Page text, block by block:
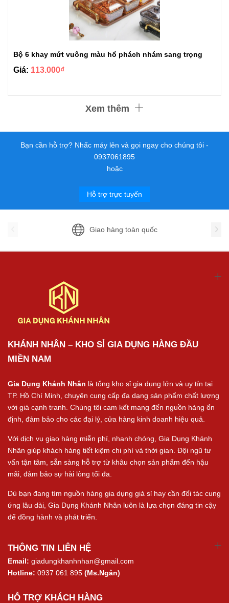
Bộ 6 khay mứt vuông màu hổ phách nhám sang trọng
Giá: 113.000₫
Xem thêm
Bạn cần hỗ trợ? Nhấc máy lên và gọi ngay cho chúng tôi -
0937061895
hoặc
Hỗ trợ trực tuyến
Giao hàng toàn quốc
KHÁNH NHÂN – KHO SỈ GIA DỤNG HÀNG ĐẦU
MIỀN NAM
Gia Dụng Khánh Nhân là tổng kho sỉ gia dụng lớn và uy tín tại
TP. Hồ Chí Minh, chuyên cung cấp đa dạng sản phẩm chất lượng
với giá cạnh tranh. Chúng tôi cam kết mang đến nguồn hàng ổn
định, đảm bảo cho các đại lý, cửa hàng kinh doanh hiệu quả.
Với dịch vụ giao hàng miễn phí, nhanh chóng, Gia Dụng Khánh
Nhân giúp khách hàng tiết kiệm chi phí và thời gian. Đội ngũ tư
vấn tận tâm, sẵn sàng hỗ trợ từ khâu chọn sản phẩm đến hậu
mãi, đảm bảo sự hài lòng tối đa.
Dù bạn đang tìm nguồn hàng gia dụng giá sỉ hay cần đối tác cung
ứng lâu dài, Gia Dụng Khánh Nhân luôn là lựa chọn đáng tin cậy
để đồng hành và phát triển.
THÔNG TIN LIÊN HỆ
Email: giadungkhanhnhan@gmail.com
Hotline: 0937 061 895 (Ms.Ngân)
HỖ TRỢ KHÁCH HÀNG